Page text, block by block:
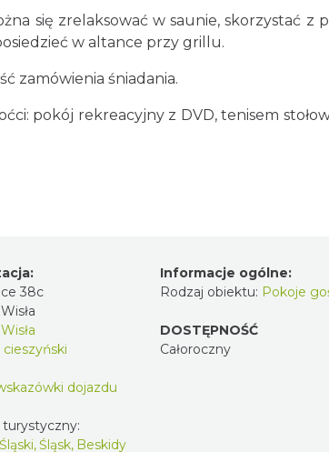
się zrelaksować w saunie, skorzystać z
w altance przy grillu.
zamówienia śniadania.
pokój rekreacyjny z DVD, tenisem
38c
Wisła
cieszyński
dojazdu
turystyczny:
Śląsk, Beskidy
Informacje ogólne:
Rodzaj obiektu: Pokoje
DOSTĘPNOŚĆ
Całoroczny